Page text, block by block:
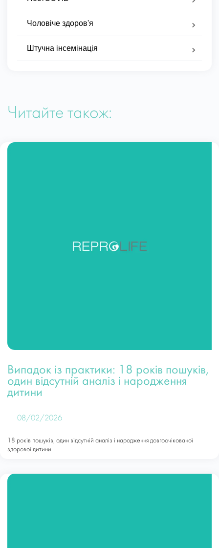
Чоловіче здоров'я
Штучна інсемінація
Читайте також:
Випадок із практики: 18 років пошуків,
один відсутній аналіз і народження
дитини
08/02/2026
18 років пошуків, один відсутній аналіз і народження довгоочікованої
здорової дитини